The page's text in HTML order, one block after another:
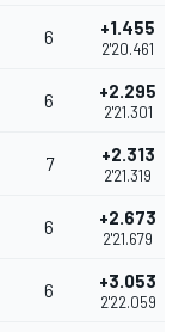
6 +1.455
2'20.461
6 +2.295
2'21.301
7 +2.313
2'21.319
6 +2.673
2'21.679
6 +3.053
2'22.059